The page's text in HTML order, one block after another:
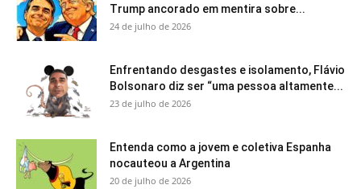
Trump ancorado em mentira sobre...
24 de julho de 2026
Enfrentando desgastes e isolamento, Flávio
Bolsonaro diz ser “uma pessoa altamente...
23 de julho de 2026
Entenda como a jovem e coletiva Espanha
nocauteou a Argentina
20 de julho de 2026